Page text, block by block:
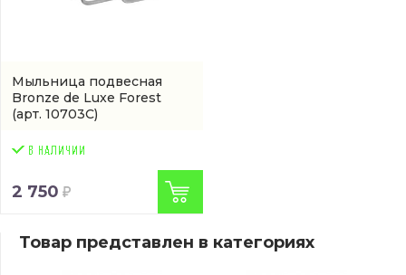
Мыльница подвесная
Bronze de Luxe Forest
(арт. 10703C)
2 750
Товар представлен в категориях